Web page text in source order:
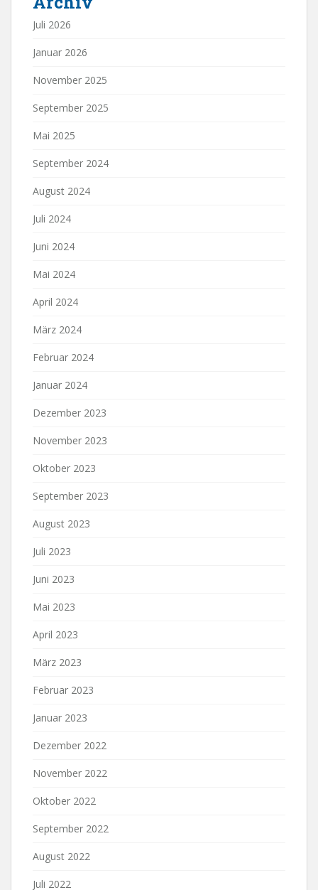
Juli 2026
Januar 2026
November 2025
September 2025
Mai 2025
September 2024
August 2024
Juli 2024
Juni 2024
Mai 2024
April 2024
März 2024
Februar 2024
Januar 2024
Dezember 2023
November 2023
Oktober 2023
September 2023
August 2023
Juli 2023
Juni 2023
Mai 2023
April 2023
März 2023
Februar 2023
Januar 2023
Dezember 2022
November 2022
Oktober 2022
September 2022
August 2022
Juli 2022